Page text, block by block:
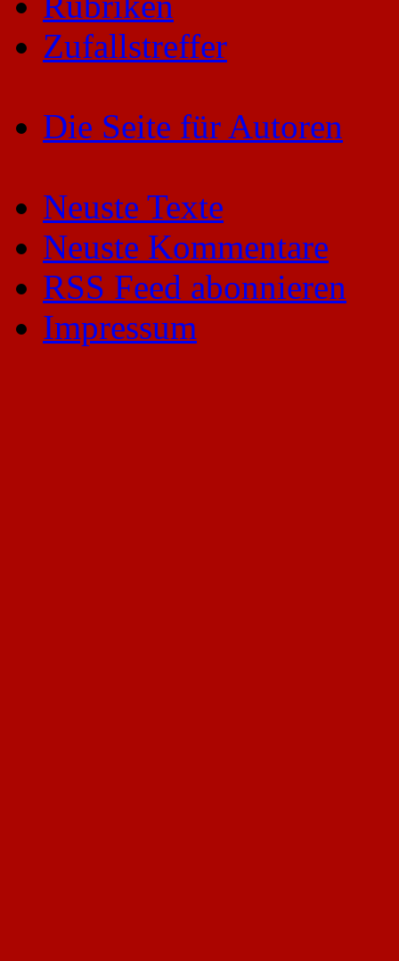
Zufallstreffer
Die Seite für Autoren
Neuste Texte
Neuste Kommentare
RSS Feed abonnieren
Impressum